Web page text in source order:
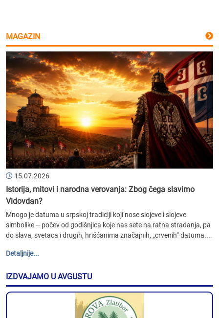
MAGAZIN
15.07.2026
Istorija, mitovi i narodna verovanja: Zbog čega slavimo
Vidovdan?
Mnogo je datuma u srpskoj tradiciji koji nose slojeve i slojeve
simbolike – počev od godišnjica koje nas sete na ratna stradanja, pa
do slava, svetaca i drugih, hrišćanima značajnih, „crvenih“ datuma....
Detaljnije...
IZDVAJAMO U AVGUSTU